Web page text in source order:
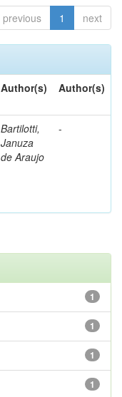
previous 1 next
Author(s) Author(s)
Bartilotti,
Januza
de Araujo
-
1
1
1
1